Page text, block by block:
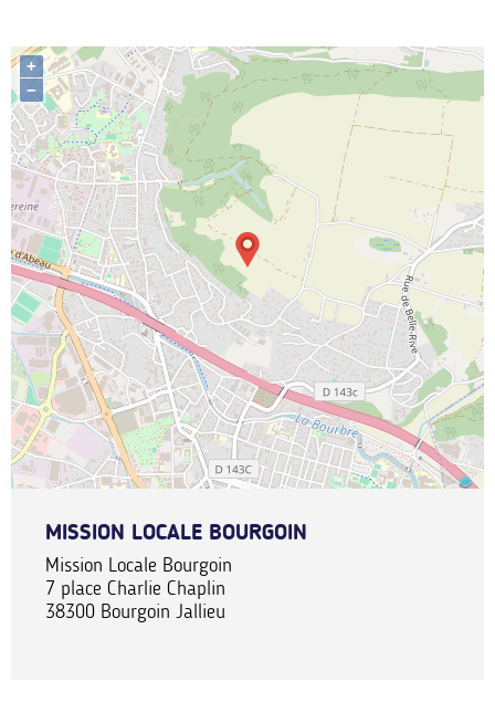
+
−
MISSION LOCALE BOURGOIN
Mission Locale Bourgoin
7 place Charlie Chaplin
38300 Bourgoin Jallieu